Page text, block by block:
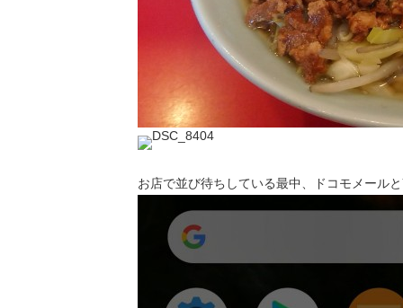
お店で並び待ちしている最中、ドコモメール